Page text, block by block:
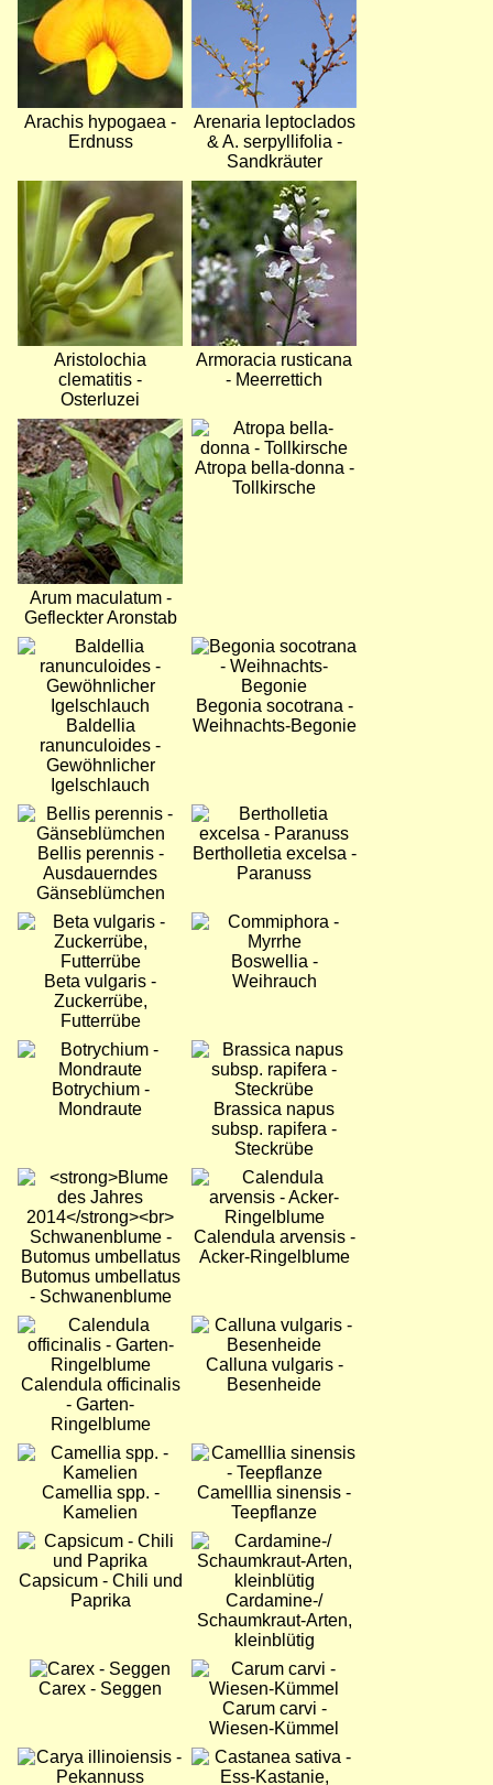
Arachis hypogaea -
Erdnuss
Arenaria leptoclados
& A. serpyllifolia -
Sandkräuter
Bild
Aristolochia
clematitis -
Osterluzei
Bild
Armoracia rusticana
- Meerrettich
Bild
Arum maculatum -
Gefleckter Aronstab
Bild
Atropa bella-donna -
Tollkirsche
Bild
Baldellia
ranunculoides -
Gewöhnlicher
Igelschlauch
Bild
Begonia socotrana -
Weihnachts-Begonie
Bild
Bellis perennis -
Ausdauerndes
Gänseblümchen
Bild
Bertholletia excelsa -
Paranuss
Bild
Beta vulgaris -
Zuckerrübe,
Futterrübe
Bild
Boswellia -
Weihrauch
Bild
Botrychium -
Mondraute
Bild
Brassica napus
subsp. rapifera -
Steckrübe
Bild
Butomus umbellatus
- Schwanenblume
Bild
Calendula arvensis -
Acker-Ringelblume
Bild
Calendula officinalis
- Garten-
Ringelblume
Bild
Calluna vulgaris -
Besenheide
Bild
Camellia spp. -
Kamelien
Bild
Camelllia sinensis -
Teepflanze
Bild
Capsicum - Chili und
Paprika
Bild
Cardamine-/
Schaumkraut-Arten,
kleinblütig
Bild
Carex - Seggen
Bild
Carum carvi -
Wiesen-Kümmel
Bild
Bild